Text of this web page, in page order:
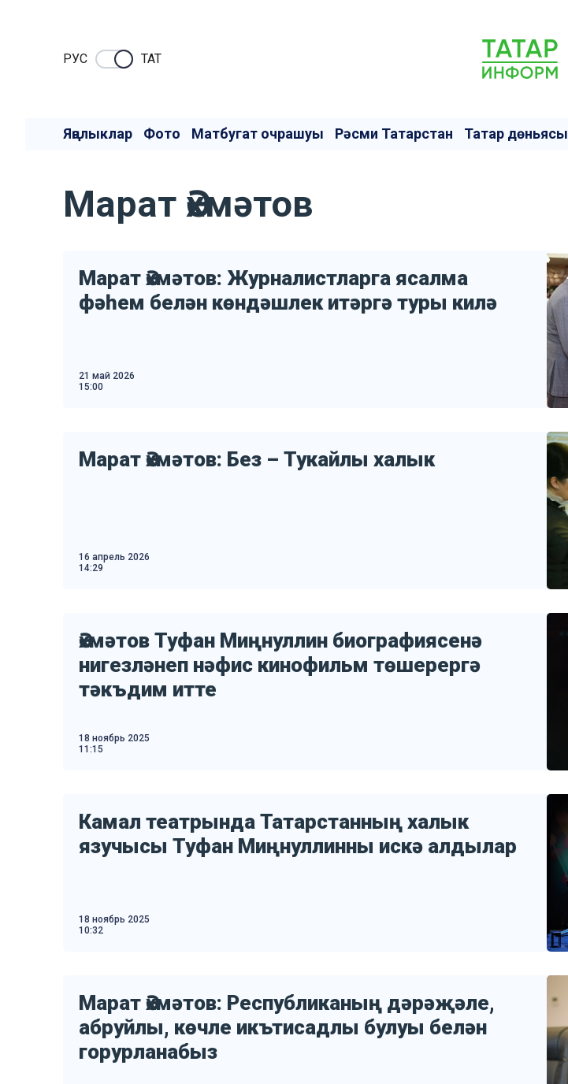
РУC ТАТ
Яңалыклар Фото Матбугат очрашуы Рәсми Татарстан Татар дөньясы
Марат Әхмәтов
Марат Әхмәтов: Журналистларга ясалма
фәһем белән көндәшлек итәргә туры килә
21 май 2026
15:00
Марат Әхмәтов: Без – Тукайлы халык
16 апрель 2026
14:29
Әхмәтов Туфан Миңнуллин биографиясенә
нигезләнеп нәфис кинофильм төшерергә
тәкъдим итте
18 ноябрь 2025
11:15
Камал театрында Татарстанның халык
язучысы Туфан Миңнуллинны искә алдылар
18 ноябрь 2025
10:32
Марат Әхмәтов: Республиканың дәрәҗәле,
абруйлы, көчле икътисадлы булуы белән
горурланабыз